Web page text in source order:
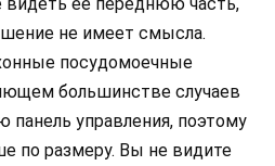
не имеет смысла.
посудомоечные
большинстве случаев
управления, поэтому
по размеру. Вы не видите